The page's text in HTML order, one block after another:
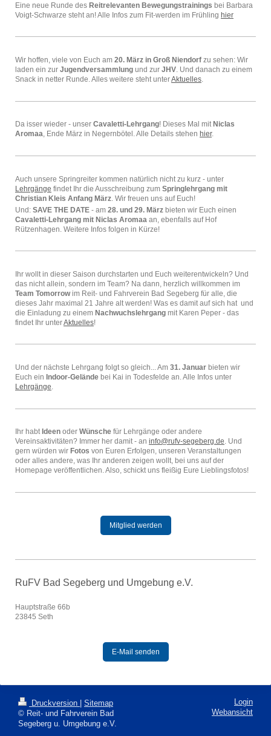
Eine neue Runde des Reitrelevanten Bewegungstrainings bei Barbara
Voigt-Schwarze steht an! Alle Infos zum Fit-werden im Frühling hier
Wir hoffen, viele von Euch am 20. März in Groß Niendorf zu sehen: Wir
laden ein zur Jugendversammlung und zur JHV . Und danach zu einem
Snack in netter Runde. Alles weitere steht unterAktuelles
Da isser wieder - unser Cavaletti-Lehrgang! Dieses Mal mit Niclas
Aromaa , Ende März in Negernbötel. Alle Details stehen hier.
Auch unsere Springreiter kommen natürlich nicht zu kurz - unter
Lehrgänge findet Ihr die Ausschreibung zum Springlehrgang mit
Christian Kleis Anfang März . Wir freuen uns auf Euch!
Und: SAVE THE DATE - am 28. und 29. März bieten wir Euch einen
Cavaletti-Lehrgang mit Niclas Aromaa an, ebenfalls auf Hof
Rützenhagen. Weitere Infos folgen in Kürze!
Ihr wollt in dieser Saison durchstarten und Euch weiterentwickeln? Und
das nicht allein, sondern im Team? Na dann, herzlich willkommen im
Team Tomorrowim Reit- und Fahrverein Bad Segeberg für alle, die
dieses Jahr maximal 21 Jahre alt werden! Was es damit auf sich hat und
die Einladung zu einem Nachwuchslehrgang mit Karen Peper - das
findet Ihr unterAktuelles!
Und der nächste Lehrgang folgt so gleich... Am 31. Januar bieten wir
Euch ein Indoor-Gelände bei Kai in Todesfelde an. Alle Infos unter
Lehrgänge
Ihr habt Ideen oder Wünsche für Lehrgänge oder andere
Vereinsaktivitäten? Immer her damit - an info@rufv-segeberg.de . Und
gern würden wir Fotos von Euren Erfolgen, unseren Veranstaltungen
oder alles andere, was Ihr anderen zeigen wollt, bei uns auf der
Homepage veröffentlichen. Also, schickt uns fleißig Eure Lieblingsfotos!
Mitglied werden
RuFV Bad Segeberg und Umgebung e.V.
Hauptstraße 66b
23845 Seth
E-Mail senden
Druckversion
Sitemap
© Reit- und Fahrverein Bad
Segeberg u. Umgebung e.V.
Login
Webansicht